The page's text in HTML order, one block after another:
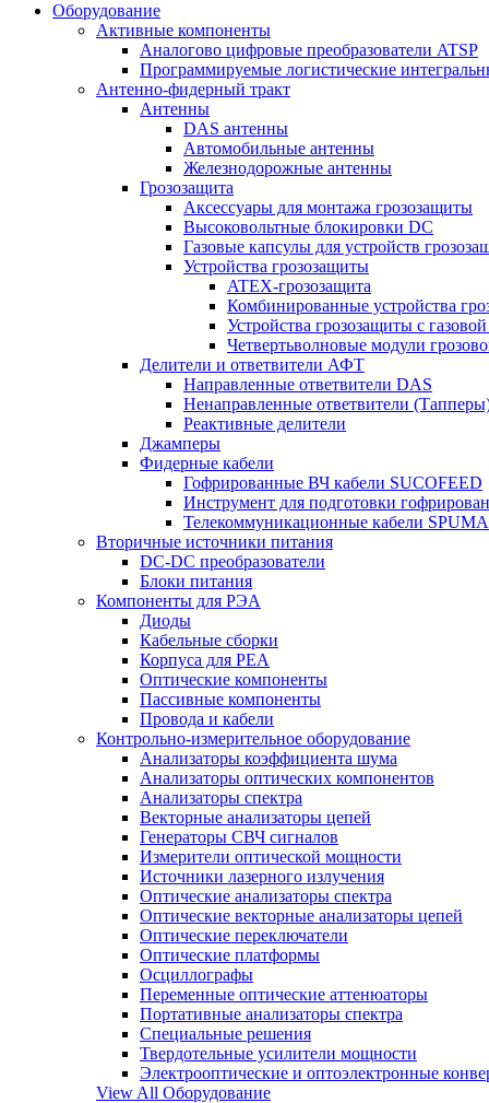
Оборудование
Активные компоненты
Аналогово цифровые преобразователи ATSP
Программируемые логистические
Антенно-фидерный тракт
Антенны
DAS антенны
Автомобильные антенны
Железнодорожные антенны
Грозозащита
Аксессуары для монтажа грозозащиты
Высоковольтные блокировки DC
Газовые капсулы для устройств
Устройства грозозащиты
ATEX-грозозащита
Комбинированные устройства
Устройства грозозащиты с
Четвертьволновые модули
Делители и ответвители АФТ
Направленные ответвители DAS
Ненаправленные ответвители
Реактивные делители
Джамперы
Фидерные кабели
Гофрированные ВЧ кабели SUCOFEED
Инструмент для подготовки
Телекоммуникационные кабели SPUMA
Вторичные источники питания
DC-DC преобразователи
Блоки питания
Компоненты для РЭА
Диоды
Кабельные сборки
Корпуса для РЕА
Оптические компоненты
Пассивные компоненты
Провода и кабели
Контрольно-измерительное оборудование
Анализаторы коэффициента шума
Анализаторы оптических компонентов
Анализаторы спектра
Векторные анализаторы цепей
Генераторы СВЧ сигналов
Измерители оптической мощности
Источники лазерного излучения
Оптические анализаторы спектра
Оптические векторные анализаторы цепей
Оптические переключатели
Оптические платформы
Осциллографы
Переменные оптические аттенюаторы
Портативные анализаторы спектра
Специальные решения
Твердотельные усилители мощности
Электрооптические и оптоэлектронные
View All Оборудование